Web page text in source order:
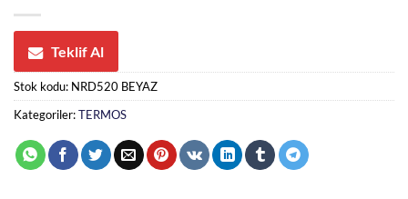
Teklif Al
Stok kodu: NRD520 BEYAZ
Kategoriler:TERMOS